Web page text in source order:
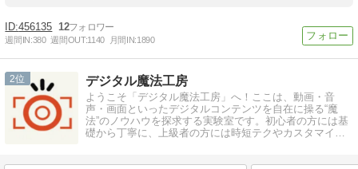
456135 12
週間IN:380 週間OUT:1140 月間IN:1890
2 デジタル魔法工房
ようこそ「デジタル魔法工房」へ！ここは、動画・音
声・画面といったデジタルコンテンツを自在に操る“魔
法”のノウハウを探求する実験室です。初心者の方には基
礎から丁寧に、上級者の方には時短テクやカスタマイズ